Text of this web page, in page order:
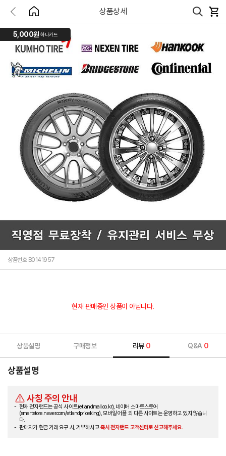
상품상세
5,000원 하나카드
상품번호 B0141957
현재 판매중인 상품이 아닙니다.
상품설명 구매정보 리뷰 0 Q&A 0
상품설명
사칭 주의 안내
현재 전자랜드는 공식 사이트(etlandmall.co.kr), 네이버 스마트스토어
(smartstore.naver.com/etlandpriceking), 모바일 어플 외 다른 사이트는 운영하고 있지 않습니
다.
판매자가 현금 거래 요구 시, 거부하시고즉시 전자랜드 고객센터로 신고해주세요.